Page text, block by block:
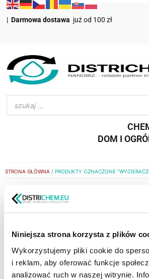
Niniejsza strona korzysta z plików
Wykorzystujemy pliki cookie do
i reklam, aby oferować funkcje
analizować ruch w naszej witrynie.
|Darmowa dostawa już od 100 zł
DOM I
STRONA GŁÓWNA / PRODUKTY OZNACZONE
wycieraczka